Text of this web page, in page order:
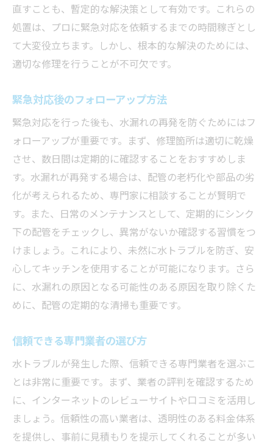
直すことも、暫定的な解決策として有効です。これらの
処置は、プロに緊急対応を依頼するまでの時間稼ぎとし
て大変役立ちます。しかし、根本的な解決のためには、
適切な修理を行うことが不可欠です。
緊急対応後のフォローアップ方法
緊急対応を行った後も、水漏れの再発を防ぐためにはフ
ォローアップが重要です。まず、修理箇所は適切に乾燥
させ、数日間は定期的に確認することをおすすめしま
す。水漏れが再発する場合は、配管の老朽化や部品の劣
化が考えられるため、専門家に相談することが賢明で
す。また、日常のメンテナンスとして、定期的にシンク
下の配管をチェックし、異常がないか確認する習慣をつ
けましょう。これにより、未然に水トラブルを防ぎ、安
心してキッチンを使用することが可能になります。さら
に、水漏れの原因となる可能性のある原因を取り除くた
めに、配管の定期的な清掃も重要です。
信頼できる専門業者の選び方
水トラブルが発生した際、信頼できる専門業者を選ぶこ
とは非常に重要です。まず、業者の評判を確認するため
に、インターネットのレビューサイトや口コミを活用し
ましょう。信頼性の高い業者は、透明性のある料金体系
を提供し、事前に見積もりを提示してくれることが多い